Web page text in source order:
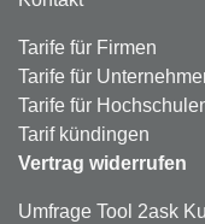
Tarife für Firmen
Tarife für
Tarife für
Tarif kündingen
Vertrag widerrufen
Umfrage Tool 2ask